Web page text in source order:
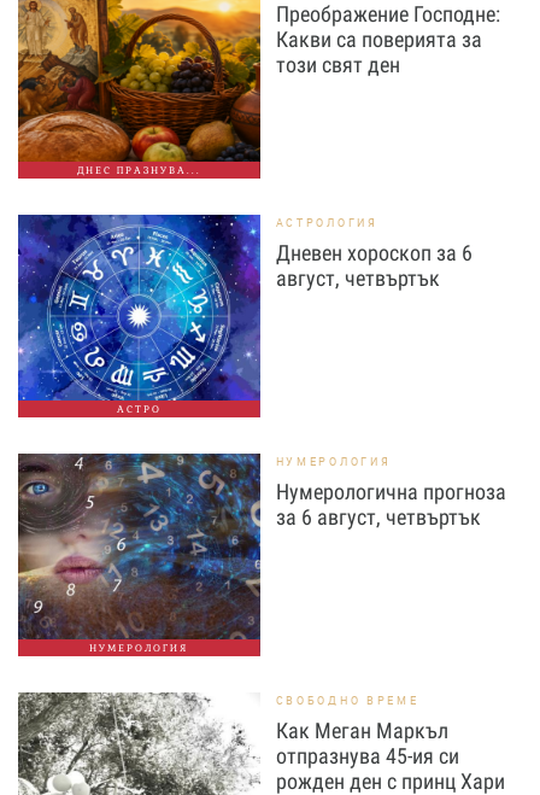
ДНЕС ПРАЗНУВА...
Преображение Господне:
Какви са поверията за
този свят ден
АСТРО
АСТРОЛОГИЯ
Дневен хороскоп за 6
август, четвъртък
НУМЕРОЛОГИЯ
НУМЕРОЛОГИЯ
Нумерологична прогноза
за 6 август, четвъртък
СВОБОДНО ВРЕМЕ
Как Меган Маркъл
отпразнува 45-ия си
рожден ден с принц Хари